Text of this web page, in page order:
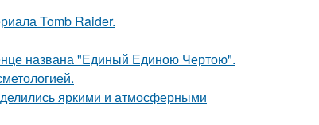
Tomb Raider.
названа "Единый Единою Чертою".
яркими и атмосферными